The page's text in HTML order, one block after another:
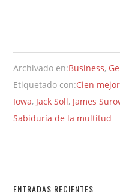
Archivado en:Business,
Etiquetado con:Cien
Iowa, Jack Soll, James
Sabiduría de la multitud
ENTRADAS RECIENTES